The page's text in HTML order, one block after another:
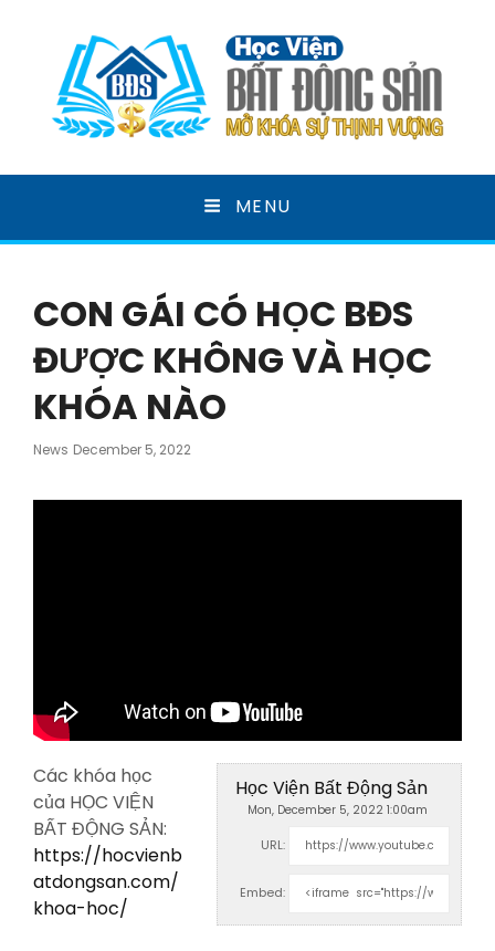
HỌC VIỆN BẤT ĐỘNG
SẢN
MENU
CON GÁI CÓ HỌC BĐS
ĐƯỢC KHÔNG VÀ HỌC
KHÓA NÀO
News Posted
December 5, 2022
Học Viện Bất Động Sản
Mon, December 5, 2022 1:00am
URL:
Embed:
Các khóa học
của HỌC VIỆN
BẤT ĐỘNG SẢN:
https://hocvienb
atdongsan.com/
khoa-hoc/